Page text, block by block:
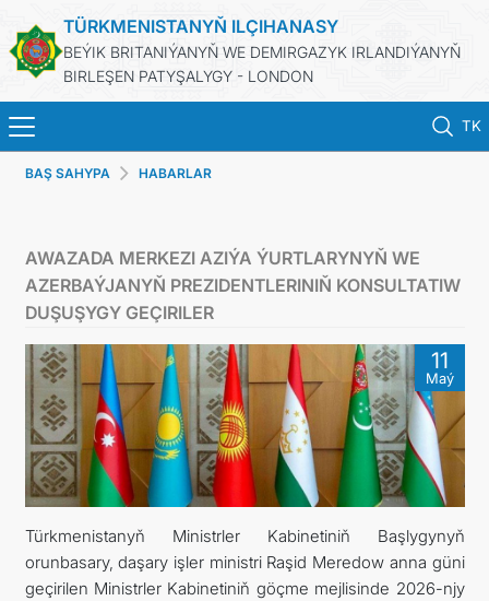
TÜRKMENISTANYŇ ILÇIHANASY
BEÝIK BRITANIÝANYŇ WE DEMIRGAZYK IRLANDIÝANYŇ
BIRLEŞEN PATYŞALYGY - LONDON
TK
BAŞ SAHYPA
KONSULLYK HYZMATLARY
DIM
PEÝDALY SAÝTLAR
ARAGATNAŞYK
BAŞ SAHYPA HABARLAR
AWAZADA MERKEZI AZIÝA ÝURTLARYNYŇ WE
AZERBAÝJANYŇ PREZIDENTLERINIŇ KONSULTATIW
DUŞUŞYGY GEÇIRILER
11
Maý
Türkmenistanyň Ministrler Kabinetiniň Başlygynyň
orunbasary, daşary işler ministri Raşid Meredow anna güni
geçirilen Ministrler Kabinetiniň göçme mejlisinde 2026-njy